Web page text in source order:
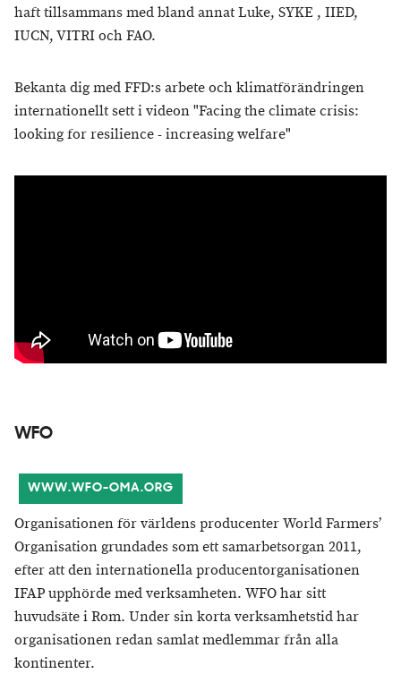
haft tillsammans med bland annat Luke, SYKE , IIED,
IUCN, VITRI och FAO.
Bekanta dig med FFD:s arbete och klimatförändringen
internationellt sett i videon "Facing the climate crisis:
looking for resilience - increasing welfare"
WFO
WWW.WFO-OMA.ORG
Organisationen för världens producenter World Farmers’
Organisation grundades som ett samarbetsorgan 2011,
efter att den internationella producentorganisationen
IFAP upphörde med verksamheten. WFO har sitt
huvudsäte i Rom. Under sin korta verksamhetstid har
organisationen redan samlat medlemmar från alla
kontinenter.